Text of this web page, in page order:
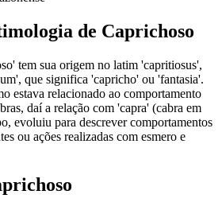
de Caprichoso
tem sua origem no latim 'capritiosus',
que significa 'capricho' ou 'fantasia'.
estava relacionado ao comportamento
daí a relação com 'capra' (cabra em
evoluiu para descrever comportamentos
ou ações realizadas com esmero e